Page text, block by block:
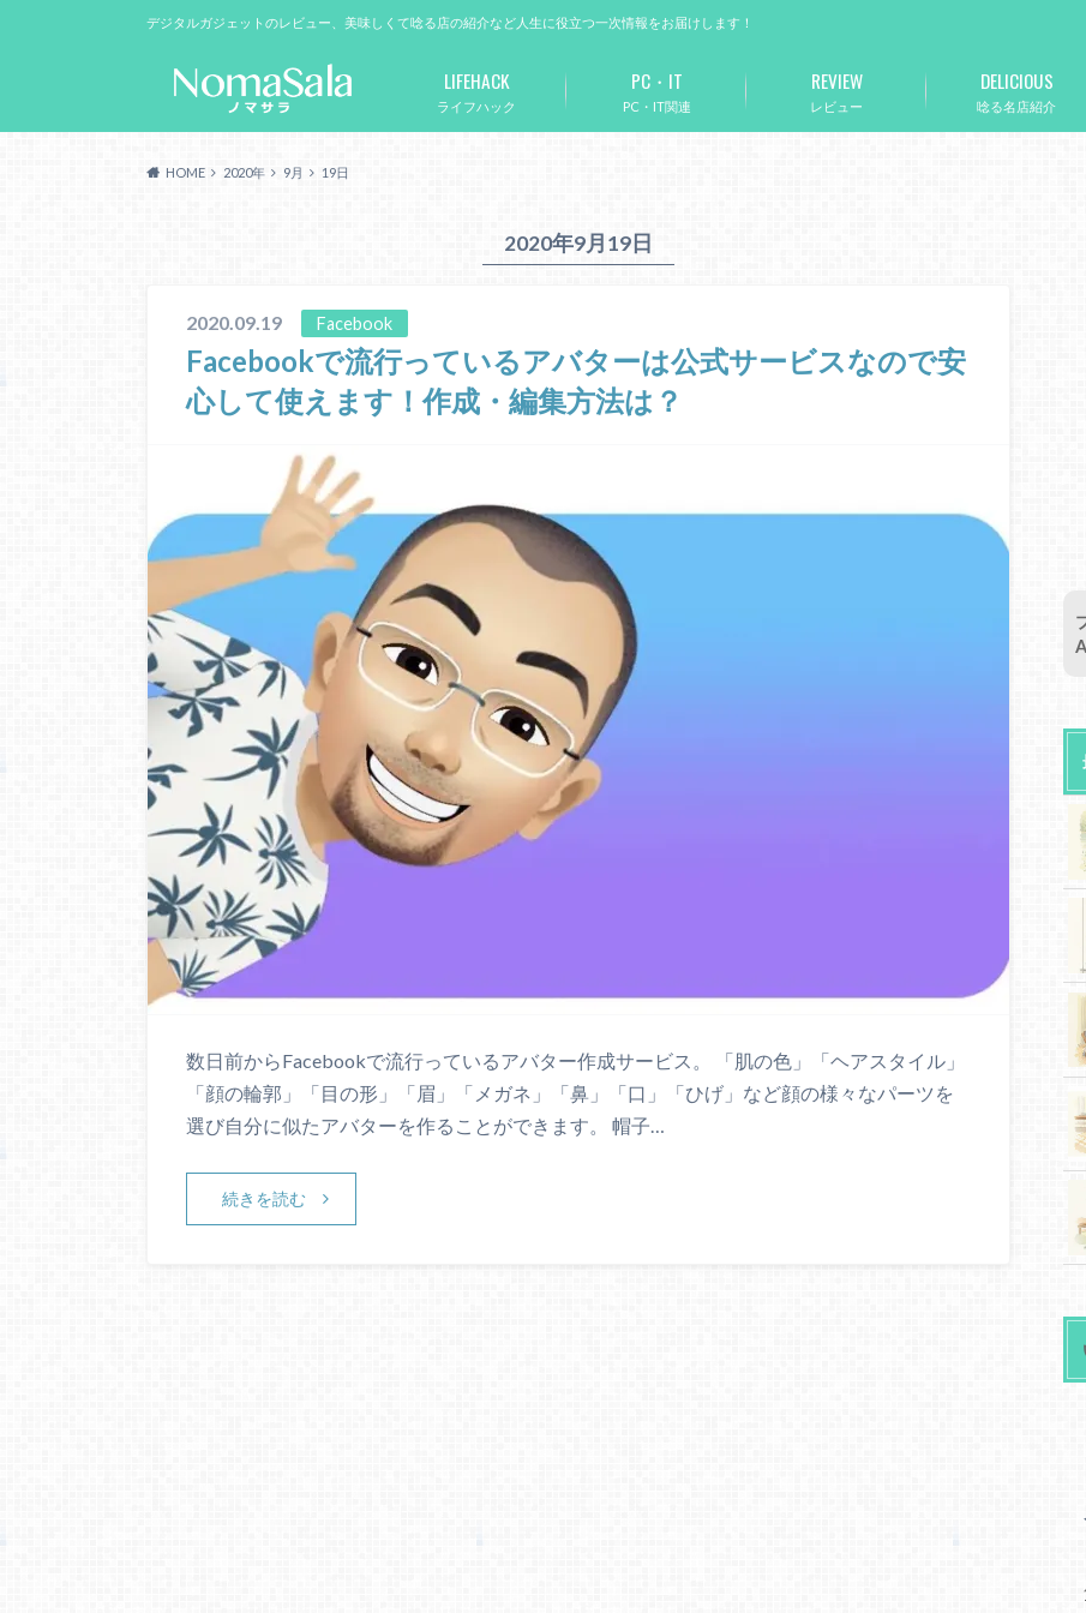
デジタルガジェットのレビュー、美味しくて唸る店の紹介など人生に役立つ一次情報をお届けします！
ライフハック
LIFEHACK
PC・IT関連
PC・IT
レビュー
REVIEW
唸る名店紹介
DELICIOUS
HOME 2020年 9月 19日
2020年9月19日
2020.09.19 Facebook
Facebookで流行っているアバターは公式サービスなので安
心して使えます！作成・編集方法は？
数日前からFacebookで流行っているアバター作成サービス。 「肌の色」「ヘアスタイル」
「顔の輪郭」「目の形」「眉」「メガネ」「鼻」「口」「ひげ」など顔の様々なパーツを
選び自分に似たアバターを作ることができます。 帽子…
続きを読む